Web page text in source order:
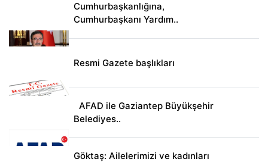
Cumhurbaşkanlığına,
Cumhurbaşkanı Yardım..
Resmi Gazete başlıkları
AFAD ile Gaziantep Büyükşehir
Belediyes..
Göktaş: Ailelerimizi ve kadınları